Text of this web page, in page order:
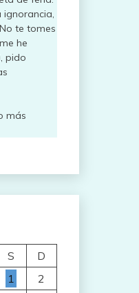
te tomes
he
pido
más
S
D
1
2